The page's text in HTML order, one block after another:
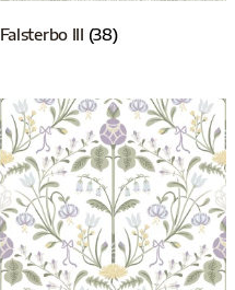
Falsterbo III (38)